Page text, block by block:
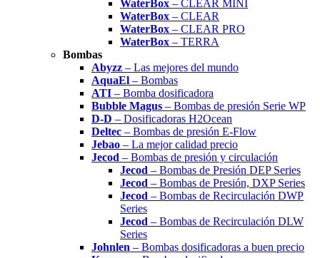
WaterBox – CLEAR MINI
WaterBox – CLEAR
WaterBox – CLEAR PRO
WaterBox – TERRA
Bombas
Abyzz – Las mejores del mundo
AquaEl – Bombas
ATI – Bomba dosificadora
Bubble Magus – Bombas de presión Serie WP
D-D – Dosificadoras H2Ocean
Deltec – Bombas de presión E-Flow
Jebao – La mejor calidad precio
Jecod – Bombas de presión y circulación
Jecod – Bombas de Presión DEP Series
Jecod – Bombas de Presión, DXP Series
Jecod – Bombas de Recirculación DWP
Series
Jecod – Bombas de Recirculación DLW
Series
Johnlen – Bombas dosificadoras a buen precio